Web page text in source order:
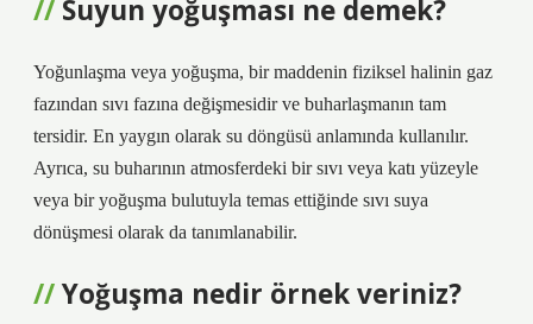
Suyun yoğuşması ne demek?
Yoğunlaşma veya yoğuşma, bir maddenin fiziksel halinin gaz
fazından sıvı fazına değişmesidir ve buharlaşmanın tam
tersidir. En yaygın olarak su döngüsü anlamında kullanılır.
Ayrıca, su buharının atmosferdeki bir sıvı veya katı yüzeyle
veya bir yoğuşma bulutuyla temas ettiğinde sıvı suya
dönüşmesi olarak da tanımlanabilir.
Yoğuşma nedir örnek veriniz?